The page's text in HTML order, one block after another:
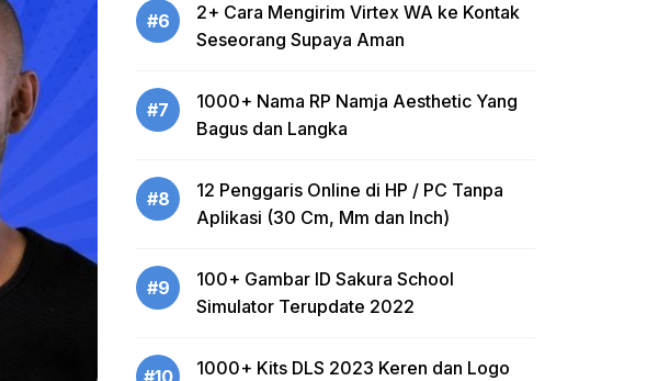
#6
2+ Cara Mengirim Virtex WA ke Kontak
Seseorang Supaya Aman
#7
1000+ Nama RP Namja Aesthetic Yang
Bagus dan Langka
#8
12 Penggaris Online di HP / PC Tanpa
Aplikasi (30 Cm, Mm dan Inch)
#9
100+ Gambar ID Sakura School
Simulator Terupdate 2022
#10
1000+ Kits DLS 2023 Keren dan Logo